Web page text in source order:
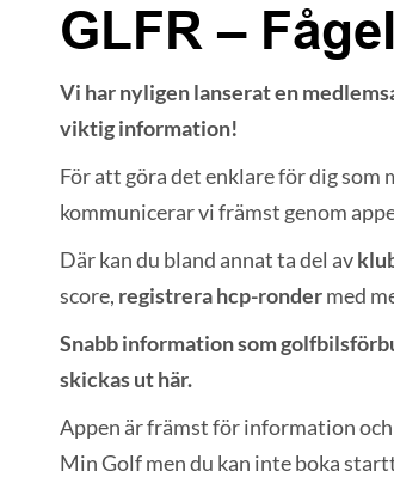
GLFR –
Vi har nyligen lanserat en
viktig information!
För att göra det enklare för dig
kommunicerar vi främst genom
Där kan du bland annat ta del av
score, registrera hcp-rondermed
Snabb information som
skickas ut här.
Appen är främst för information
Min Golf men du kan inte boka